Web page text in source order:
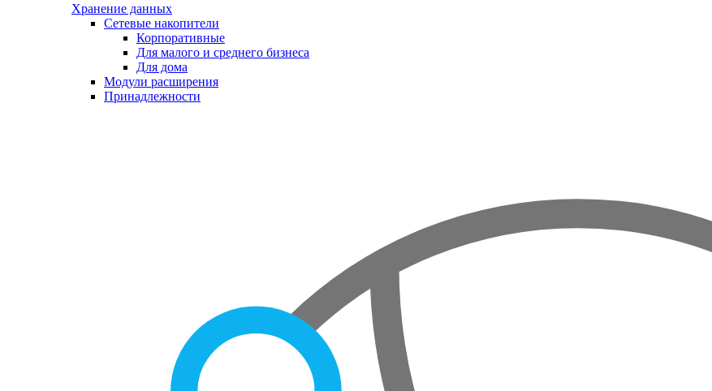
Хранение данных
Сетевые накопители
Корпоративные
Для малого и среднего бизнеса
Для дома
Модули расширения
Принадлежности